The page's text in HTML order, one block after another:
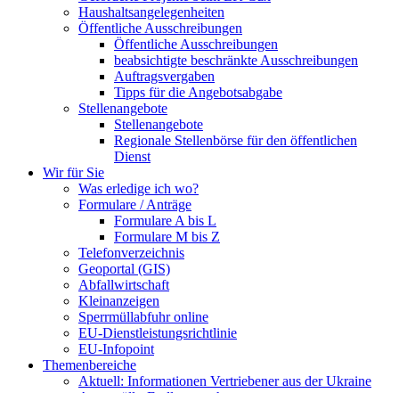
Haushaltsangelegenheiten
Öffentliche Ausschreibungen
Öffentliche Ausschreibungen
beabsichtigte beschränkte Ausschreibungen
Auftragsvergaben
Tipps für die Angebotsabgabe
Stellenangebote
Stellenangebote
Regionale Stellenbörse für den öffentlichen
Dienst
Wir für Sie
Was erledige ich wo?
Formulare / Anträge
Formulare A bis L
Formulare M bis Z
Telefonverzeichnis
Geoportal (GIS)
Abfallwirtschaft
Kleinanzeigen
Sperrmüllabfuhr online
EU-Dienstleistungsrichtlinie
EU-Infopoint
Themenbereiche
Aktuell: Informationen Vertriebener aus der Ukraine